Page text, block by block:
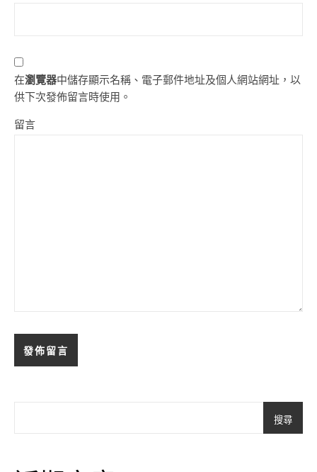
在瀏覽器中儲存顯示名稱、電子郵件地址及個人網站網址，以
供下次發佈留言時使用。
留言
搜尋